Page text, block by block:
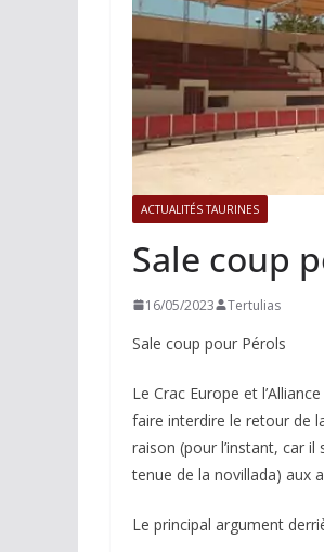
ACTUALITÉS TAURINES
Sale coup
16/05/2023 Tertulias
Sale coup pour Pérols
Le Crac Europe et
faire interdire le retour de
raison (pour l’instant, car
tenue de la novillada) aux
Le principal argument